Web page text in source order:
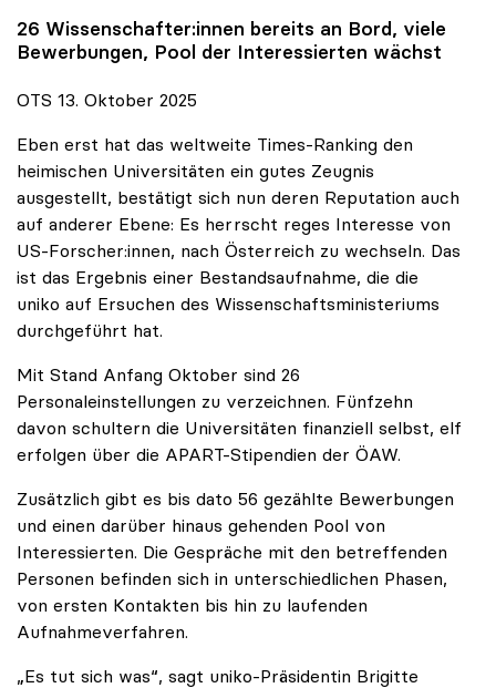
26 Wissenschafter:innen bereits an Bord, viele
Bewerbungen, Pool der Interessierten wächst
OTS 13. Oktober 2025
Eben erst hat das weltweite Times-Ranking den
heimischen Universitäten ein gutes Zeugnis
ausgestellt, bestätigt sich nun deren Reputation auch
auf anderer Ebene: Es herrscht reges Interesse von
US-Forscher:innen, nach Österreich zu wechseln. Das
ist das Ergebnis einer Bestandsaufnahme, die die
uniko auf Ersuchen des Wissenschaftsministeriums
durchgeführt hat.
Mit Stand Anfang Oktober sind 26
Personaleinstellungen zu verzeichnen. Fünfzehn
davon schultern die Universitäten finanziell selbst, elf
erfolgen über die APART-Stipendien der ÖAW.
Zusätzlich gibt es bis dato 56 gezählte Bewerbungen
und einen darüber hinaus gehenden Pool von
Interessierten. Die Gespräche mit den betreffenden
Personen befinden sich in unterschiedlichen Phasen,
von ersten Kontakten bis hin zu laufenden
Aufnahmeverfahren.
„Es tut sich was“, sagt uniko-Präsidentin Brigitte